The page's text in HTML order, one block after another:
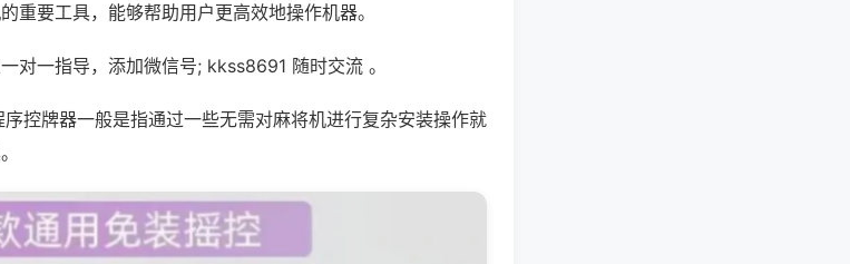
重要工具，能够帮助用户更高效地操作机器。
对一指导，添加微信号; kkss8691 随时交流 。
控牌器一般是指通过一些无需对麻将机进行复杂安装操作就